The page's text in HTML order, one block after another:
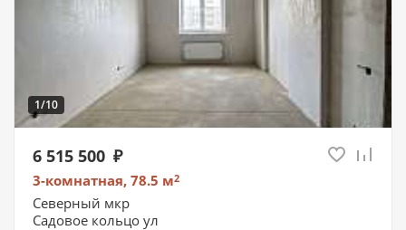
1/10
6 515 500
3-комнатная, 78.5 м2
Северный мкр
Садовое кольцо ул